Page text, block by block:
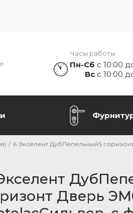
Часы работы
Пн-Сб с 10:00
Вс с 10:00
/ 6 Экселент ДубПепельныйS
Дверь